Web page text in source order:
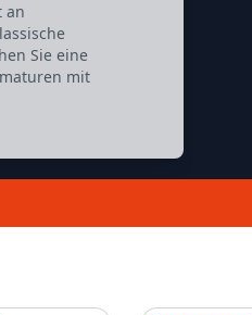
an
Sie eine
mit